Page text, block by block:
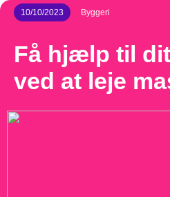
10/10/2023 Byggeri
Få hjælp til
ved at leje